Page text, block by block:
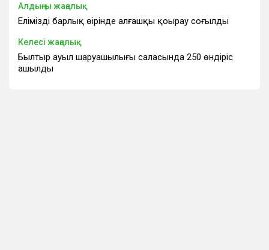
Алдыңғы жаңалық
Еліміздің барлық өңірінде алғашқы қоңырау соғылды
Келесі жаңалық
Былтыр ауыл шаруашылығы саласында 250 өндіріс
ашылды